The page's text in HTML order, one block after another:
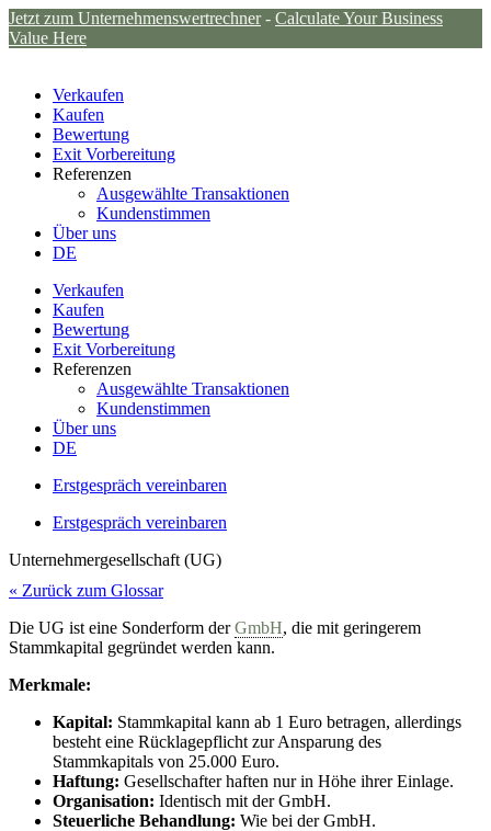
Jetzt zum Unternehmenswertrechner- Calculate Your Business
Value Here
Verkaufen
Kaufen
Bewertung
Exit Vorbereitung
Referenzen
Ausgewählte Transaktionen
Kundenstimmen
Über uns
DE
Verkaufen
Kaufen
Bewertung
Exit Vorbereitung
Referenzen
Ausgewählte Transaktionen
Kundenstimmen
Über uns
DE
Erstgespräch vereinbaren
Erstgespräch vereinbaren
Unternehmergesellschaft (UG)
« Zurück zum Glossar
Die UG ist eine Sonderform derGmbH, die mit geringerem
Stammkapital gegründet werden kann.
Merkmale:
Kapital: Stammkapital kann ab 1 Euro betragen, allerdings
besteht eine Rücklagepflicht zur Ansparung des
Stammkapitals von 25.000 Euro.
Haftung: Gesellschafter haften nur in Höhe ihrer Einlage.
Organisation: Identisch mit der GmbH.
Steuerliche Behandlung: Wie bei der GmbH.